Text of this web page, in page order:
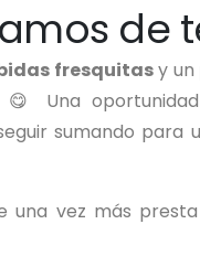
de
fresquitasy un
😋 Una
sumando para
una vez más